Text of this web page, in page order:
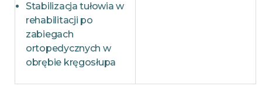
Stabilizacja tułowia w
rehabilitacji po
zabiegach
ortopedycznych w
obrębie kręgosłupa